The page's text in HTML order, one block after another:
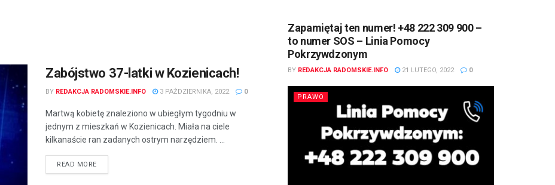
Zabójstwo 37-latki w Kozienicach !
BY REDAKCJA RADOMSKIE.INFO 3 PAŹDZIERNIKA, 2022 0
Martwą kobietę znaleziono w ubiegłym tygodniu w
jednym z mieszkań w Kozienicach. Miała na ciele
kilkanaście ran zadanych ostrym narzędziem. ...
READ MORE
Zapamiętaj ten numer! +48 222 309 900 –
to numer SOS – Linia Pomocy
Pokrzywdzonym
BY REDAKCJA RADOMSKIE.INFO 21 LUTEGO, 2022 0
PRAWO